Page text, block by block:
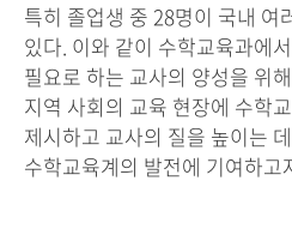
특히 졸업생 중 28명이 국내 여
있다. 이와 같이 수학교육과에
필요로 하는 교사의 양성을 위
지역 사회의 교육 현장에 수학
제시하고 교사의 질을 높이는
수학교육계의 발전에 기여하